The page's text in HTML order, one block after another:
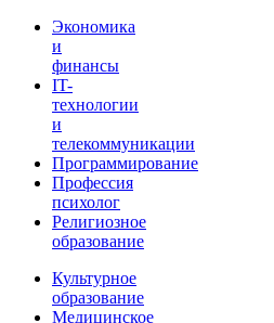
Экономика
и
финансы
IT-
технологии
и
телекоммуникации
Программирование
Профессия
психолог
Религиозное
образование
Культурное
образование
Медицинское